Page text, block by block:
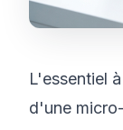
L'essentiel
d'une